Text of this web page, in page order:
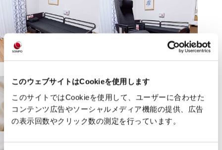
このウェブサイトはCookieを使用します
このサイトではCookieを使用して、ユーザーに合わせた
コンテンツ広告やソーシャルメディア機能の提供、広告
の表示回数やクリック数の測定を行っています。